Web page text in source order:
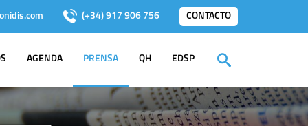
(+34) 917 906 756 CONTACTO
AGENDA PRENSA QH EDSP